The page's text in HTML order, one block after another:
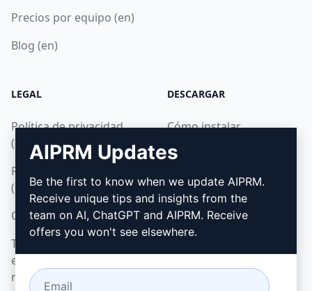
Precios por equipo (en)
Blog (en)
LEGAL
Política de privacidad
(en)
Política de uso aceptable
(en)
Condiciones de uso (en)
Términos de las
extensiones del
navegador (en)
DESCARGAR
Cómo instalar
Google Chrome
Microsoft Edge
AIPRM Updates
Be the first to know when we update AIPRM.
Receive unique tips and insights from the
team on AI, ChatGPT and AIPRM. Receive
offers you won't see elsewhere.